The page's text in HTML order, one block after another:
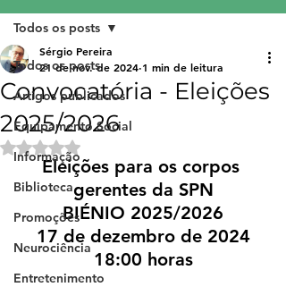
Todos os posts
Artigos publicados
Equipamento Social
Informação
Biblioteca
Promoções
Neurociência
Entretenimento
Todos os posts
Convocatória - Eleições
2025/2026
Sérgio Pereira
21 de nov. de 2024 1 min de leitura
Avaliado com NaN de 5 estrelas.
Eleições para os corpos
gerentes da SPN
BIÉNIO 2025/2026
17 de dezembro de 2024
18:00 horas